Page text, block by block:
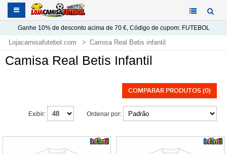
Ganhe 10%de desconto acima de 70 €, Código de cupom: FUTEBOL
Lojacamisafutebol.com Camisa Real Betis infantil
Camisa Real Betis Infantil
COMPARAR PRODUTOS (0)
Ordenar por:
Exibir: